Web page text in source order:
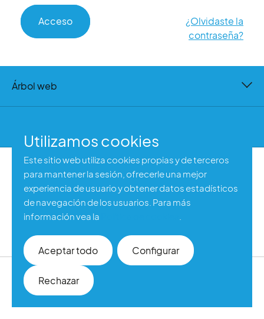
Acceso
¿Olvidaste la
contraseña?
Árbol web
Aviso legal
Política de privacidad
Política de cookies
©2026 Autismo España
Utilizamos cookies
Este sitio web utiliza cookies propias y de terceros
para mantener la sesión, ofrecerle una mejor
experiencia de usuario y obtener datos estadísticos
de navegación de los usuarios. Para más
información vea la
Aceptar todo Configurar
Rechazar